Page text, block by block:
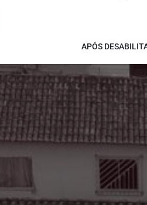
APÓS